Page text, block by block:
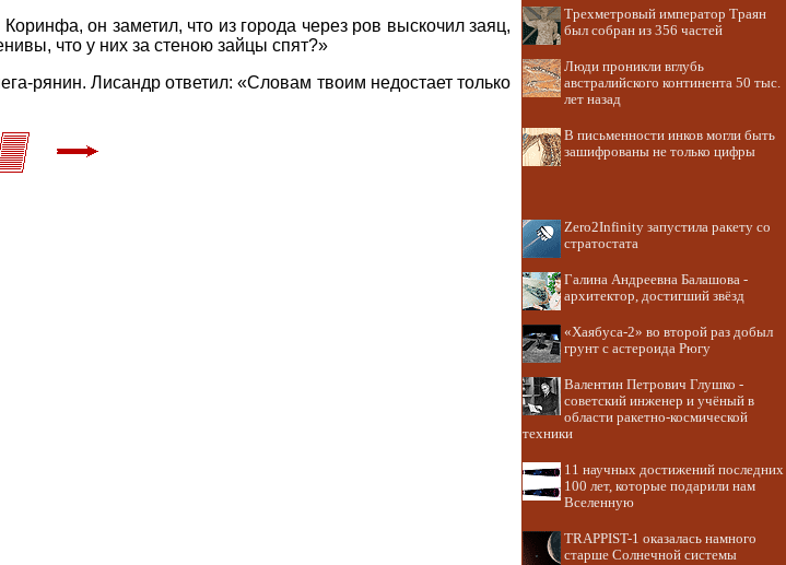
он заметил, что из города через ров выскочил заяц,
что у них за стеною зайцы спят?»
рянин. Лисандр ответил: «Словам твоим недостает только
Трехметровый император Траян
был собран из 356 частей
Люди проникли вглубь
австралийского континента 50 тыс.
лет назад
В письменности инков могли быть
зашифрованы не только цифры
Zero2Infinity запустила ракету со
стратостата
Галина Андреевна Балашова -
архитектор, достигший звёзд
«Хаябуса-2» во второй раз добыл
грунт с астероида Рюгу
Валентин Петрович Глушко -
советский инженер и учёный в
области ракетно-космической
техники
11 научных достижений последних
100 лет, которые подарили нам
Вселенную
TRAPPIST-1 оказалась намного
старше Солнечной системы